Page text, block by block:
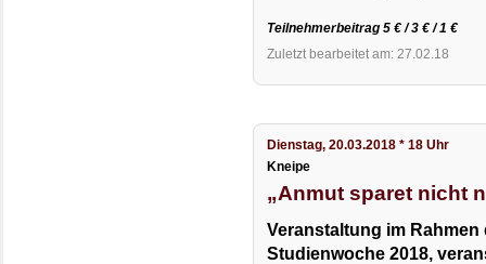
Teilnehmerbeitrag 5 € / 3 € / 1 €
Zuletzt bearbeitet am: 27.02.18
Dienstag, 20.03.2018 * 18 Uhr
Kneipe
„Anmut sparet nicht
Veranstaltung im
Studienwoche 2018,